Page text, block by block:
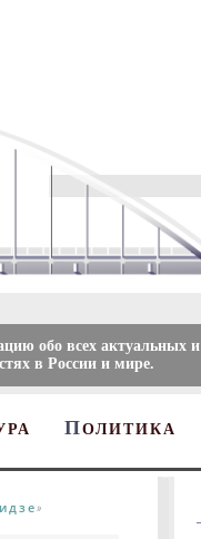
обо всех актуальных
в России и мире.
ПОЛИТИКА
»